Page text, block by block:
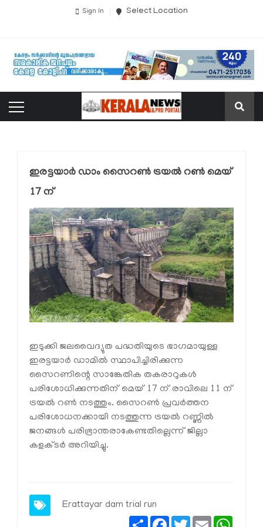
Sign In Select Location
ഇരട്ടയാര്‍ ഡാം സൈറണ്‍ ട്രയല്‍ റണ്‍ മെയ്
17 ന്
ഇടുക്കി ജലവൈദ്യുത പദ്ധതിയുടെ ഭാഗമായുള്ള
ഇരട്ടയാര്‍ ഡാമില്‍ സ്ഥാപിച്ചിരിക്കുന്ന
സൈറണിന്റെ സാങ്കേതിക തകരാറുകള്‍
പരിശോധിക്കുന്നതിന് മെയ് 17 ന് രാവിലെ 11 ന്
ട്രയല്‍ റണ്‍ നടത്തും. സൈറണ്‍ പ്രവര്‍ത്തന
പരിശോധനക്കായി നടത്തുന്ന ട്രയല്‍ റണ്ണില്‍
ജനങ്ങൾ പരിഭ്രാന്തരാകേണ്ടതില്ലെന്ന് ജില്ലാ
കളക്ടര്‍ അറിയിച്ചു.
Erattayar dam trial run
ShareFacebook
TwitterEmail